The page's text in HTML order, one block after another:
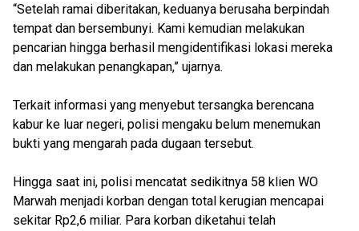
“Setelah ramai diberitakan, keduanya berusaha berpindah
tempat dan bersembunyi. Kami kemudian melakukan
pencarian hingga berhasil mengidentifikasi lokasi mereka
dan melakukan penangkapan,” ujarnya.
Terkait informasi yang menyebut tersangka berencana
kabur ke luar negeri, polisi mengaku belum menemukan
bukti yang mengarah pada dugaan tersebut.
Hingga saat ini, polisi mencatat sedikitnya 58 klien WO
Marwah menjadi korban dengan total kerugian mencapai
sekitar Rp2,6 miliar. Para korban diketahui telah